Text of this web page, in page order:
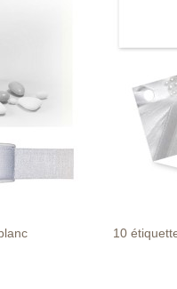
DÉTAILS
10